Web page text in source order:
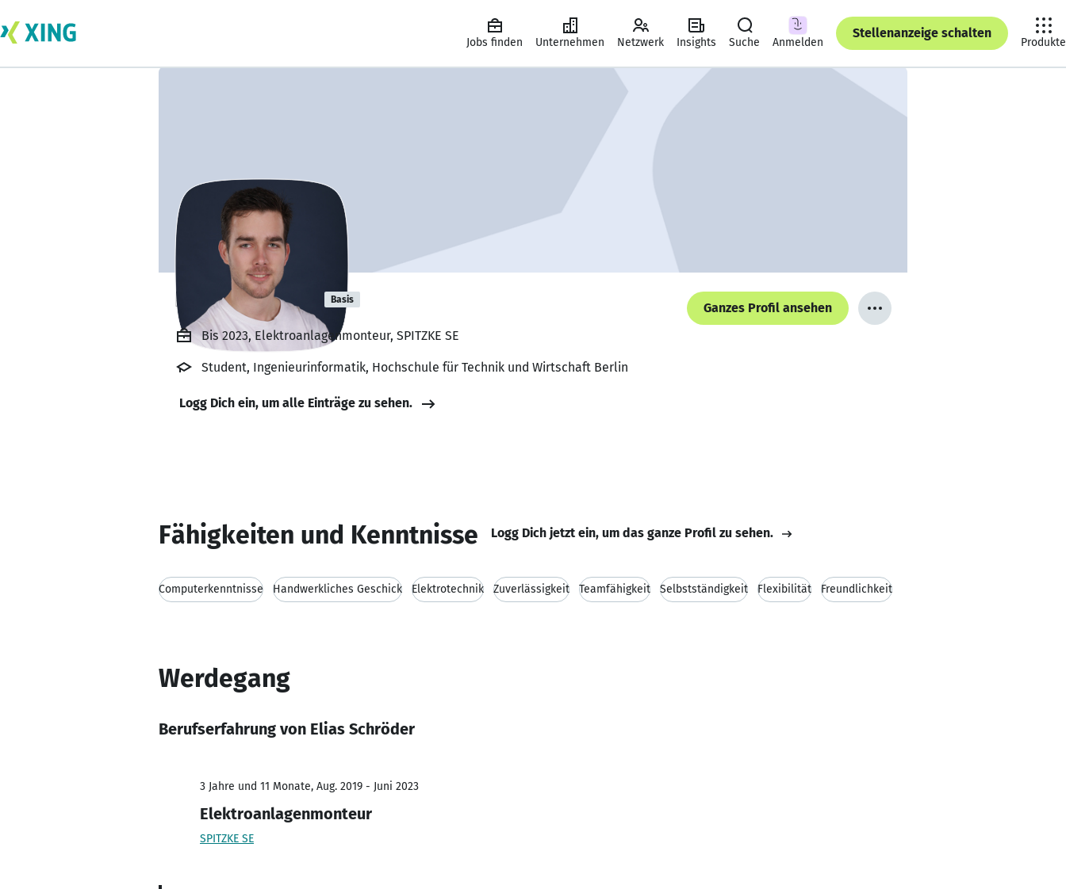
Jobs finden Unternehmen Netzwerk Insights Suche Anmelden
Stellenanzeige schalten
Produkte
Elias Schröder Basis
Ganzes Profil ansehen
Bis 2023, Elektroanlagenmonteur, SPITZKE SE
Student, Ingenieurinformatik, Hochschule für Technik und Wirtschaft Berlin
Logg Dich ein, um alle Einträge zu sehen.
Fähigkeiten und Kenntnisse Logg Dich jetzt ein, um das ganze Profil zu sehen.
Computerkenntnisse Handwerkliches Geschick Elektrotechnik Zuverlässigkeit Teamfähigkeit Selbstständigkeit Flexibilität Freundlichkeit
Werdegang
Berufserfahrung von Elias Schröder
3 Jahre und 11 Monate, Aug. 2019 - Juni 2023
Elektroanlagenmonteur
SPITZKE SE